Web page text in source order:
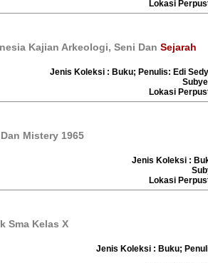
Lokasi
Kajian Arkeologi, Seni Dan Sejarah
Jenis Koleksi : Buku; Penulis: Edi
Lokasi
Mistery 1965
Jenis Koleksi :
Lokasi
Sma Kelas X
Jenis Koleksi : Buku;